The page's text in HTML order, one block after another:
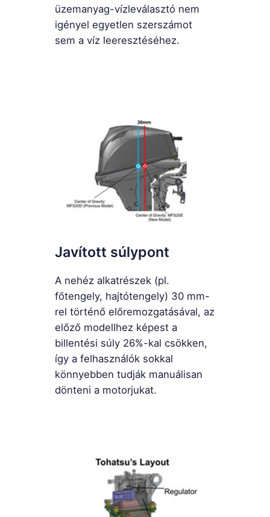
üzemanyag-vízleválasztó nem
igényel egyetlen szerszámot
sem a víz leeresztéséhez.
Javított súlypont
A nehéz alkatrészek (pl.
főtengely, hajtótengely) 30 mm-
rel történő előremozgatásával, az
előző modellhez képest a
billentési súly 26%-kal csökken,
így a felhasználók sokkal
könnyebben tudják manuálisan
dönteni a motorjukat.